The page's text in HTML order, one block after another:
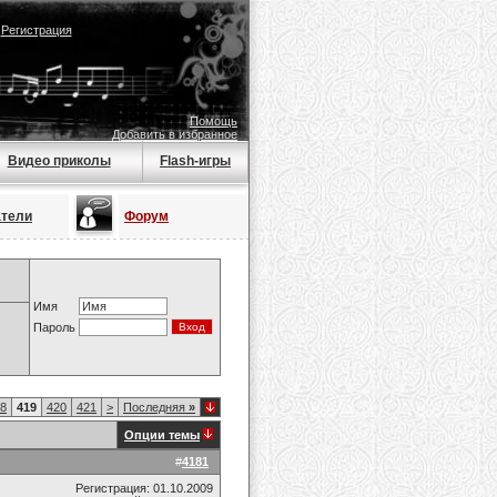
Регистрация
Помощь
Добавить в избранное
Видео приколы Flash-игры
Форум
Имя
Пароль
419 420 421 > Последняя »
Опции темы
#4181
Регистрация: 01.10.2009